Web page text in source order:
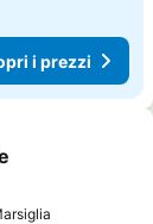
i prezzi